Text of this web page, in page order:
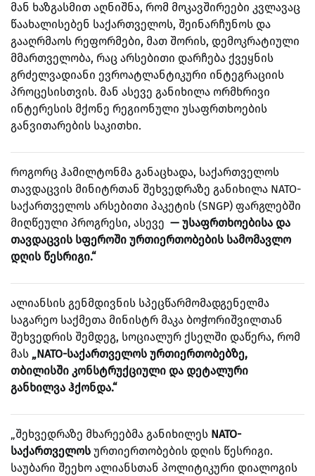
მან ხაზგასმით აღნიშნა, რომ მოკავშირეები კვლავაც
წაახალისებენ საქართველოს, შეინარჩუნოს და
გააღრმაოს რეფორმები, მათ შორის, დემოკრატიული
მმართველობა, რაც არსებითი დარჩება ქვეყნის
გრძელვადიანი ევროატლანტიკური ინტეგრაციის
პროცესისთვის. მან ასევე განიხილა ორმხრივი
ინტერესის მქონე რეგიონული უსაფრთხოების
განვითარების საკითხი.
როგორც ჰამილტონმა განაცხადა, საქართველოს
თავდაცვის მინიტრთან შეხვედრაზე განიხილა NATO-
საქართველოს არსებითი პაკეტის (SNGP) ფარგლებში
მიღწეული პროგრესი, ასევე — უსაფრთხოებისა და
თავდაცვის სფეროში ურთიერთობების სამომავლო
დღის წესრიგი.“
ალიანსის გენმდივნის სპეცწარმომადგენელმა
საგარეო საქმეთა მინისტრ მაკა ბოჭორიშვილთან
შეხვედრის შემდეგ, სოციალურ ქსელში დაწერა, რომ
მას „NATO-საქართველოს ურთიერთობებზე,
თბილისში კონსტრუქციული და დეტალური
განხილვა ჰქონდა.“
„შეხვედრაზე მხარეებმა განიხილეს NATO-
საქართველოს ურთიერთობების დღის წესრიგი.
საუბარი შეეხო ალიანსთან პოლიტიკური დიალოგის